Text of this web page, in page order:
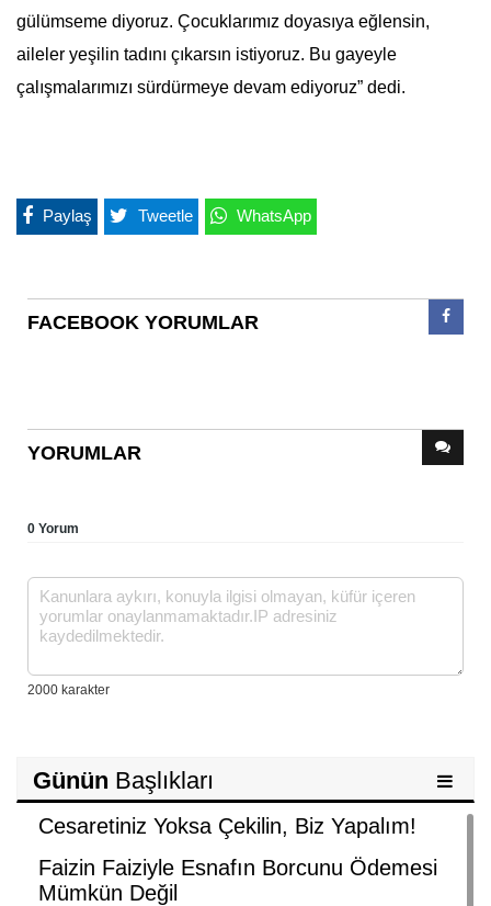
gülümseme diyoruz. Çocuklarımız doyasıya eğlensin,
aileler yeşilin tadını çıkarsın istiyoruz. Bu gayeyle
çalışmalarımızı sürdürmeye devam ediyoruz” dedi.
Paylaş Tweetle WhatsApp
FACEBOOK YORUMLAR
YORUMLAR
0 Yorum
Günün Başlıkları
Cesaretiniz Yoksa Çekilin, Biz Yapalım!
Faizin Faiziyle Esnafın Borcunu Ödemesi
Mümkün Değil